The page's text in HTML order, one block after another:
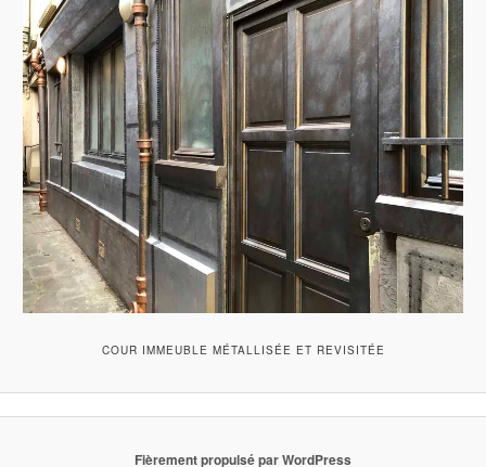
COUR IMMEUBLE MÉTALLISÉE ET REVISITÉE
Fièrement propulsé par WordPress